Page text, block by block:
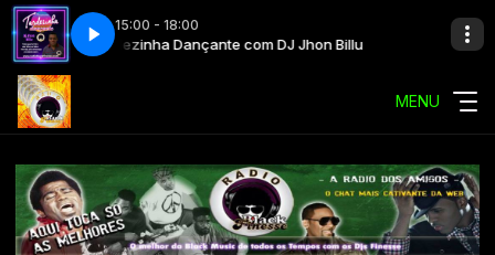
15:00 - 18:00
Billu Tardezinha Dançante com DJ Jhon Billu
MENU